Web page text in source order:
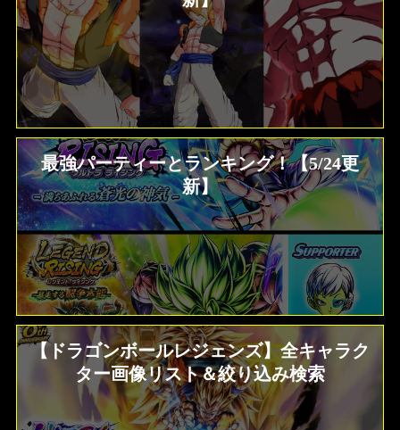
最強パーティーとランキング！【5/24更
新】
【ドラゴンボールレジェンズ】全キャラク
ター画像リスト＆絞り込み検索